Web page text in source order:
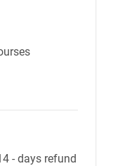
- days refund